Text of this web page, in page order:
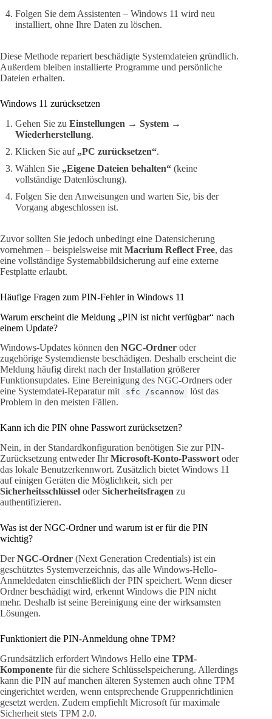
Folgen Sie dem Assistenten – Windows 11 wird neu
installiert, ohne Ihre Daten zu löschen.
Diese Methode repariert beschädigte Systemdateien gründlich.
Außerdem bleiben installierte Programme und persönliche
Dateien erhalten.
Windows 11 zurücksetzen
Gehen Sie zu Einstellungen → System →
Wiederherstellung.
Klicken Sie auf „PC zurücksetzen“.
Wählen Sie „Eigene Dateien behalten“ (keine
vollständige Datenlöschung).
Folgen Sie den Anweisungen und warten Sie, bis der
Vorgang abgeschlossen ist.
Zuvor sollten Sie jedoch unbedingt eine Datensicherung
vornehmen – beispielsweise mit Macrium Reflect Free, das
eine vollständige Systemabbildsicherung auf eine externe
Festplatte erlaubt.
Häufige Fragen zum PIN-Fehler in Windows 11
Warum erscheint die Meldung „PIN ist nicht verfügbar“ nach
einem Update?
Windows-Updates können den NGC-Ordner oder
zugehörige Systemdienste beschädigen. Deshalb erscheint die
Meldung häufig direkt nach der Installation größerer
Funktionsupdates. Eine Bereinigung des NGC-Ordners oder
eine Systemdatei-Reparatur mit
sfc /scannow
löst das
Problem in den meisten Fällen.
Kann ich die PIN ohne Passwort zurücksetzen?
Nein, in der Standardkonfiguration benötigen Sie zur PIN-
Zurücksetzung entweder IhrMicrosoft-Konto-Passwort oder
das lokale Benutzerkennwort. Zusätzlich bietet Windows 11
auf einigen Geräten die Möglichkeit, sich per
Sicherheitsschlüssel oderSicherheitsfragen zu
authentifizieren.
Was ist der NGC-Ordner und warum ist er für die PIN
wichtig?
DerNGC-Ordner (Next Generation Credentials) ist ein
geschütztes Systemverzeichnis, das alle Windows-Hello-
Anmeldedaten einschließlich der PIN speichert. Wenn dieser
Ordner beschädigt wird, erkennt Windows die PIN nicht
mehr. Deshalb ist seine Bereinigung eine der wirksamsten
Lösungen.
Funktioniert die PIN-Anmeldung ohne TPM?
Grundsätzlich erfordert Windows Hello eine TPM-
Komponente für die sichere Schlüsselspeicherung. Allerdings
kann die PIN auf manchen älteren Systemen auch ohne TPM
eingerichtet werden, wenn entsprechende Gruppenrichtlinien
gesetzt werden. Zudem empfiehlt Microsoft für maximale
Sicherheit stets TPM 2.0.